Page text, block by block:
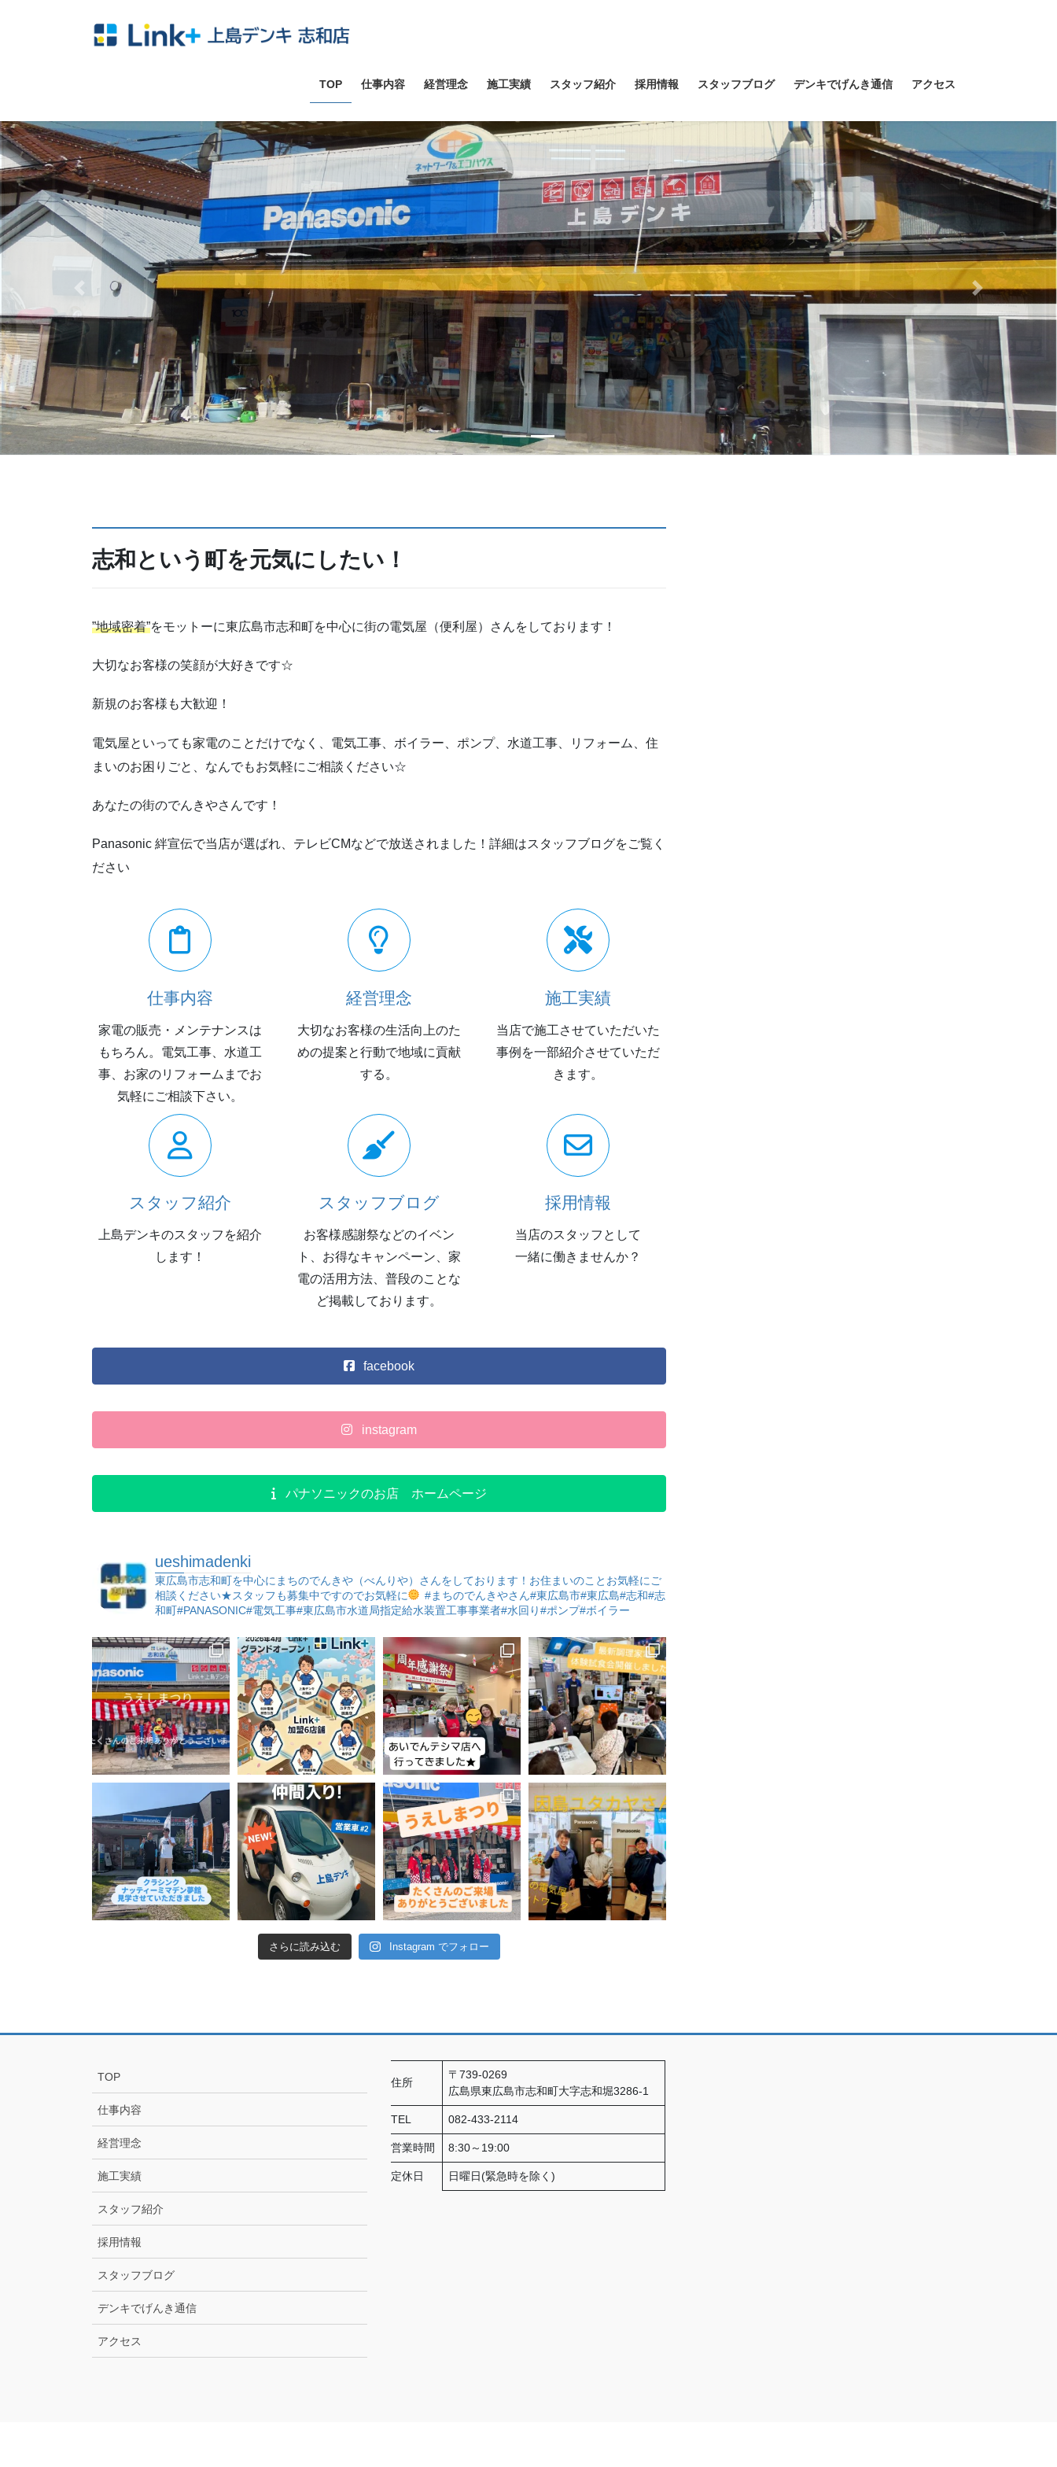
ス
キ
ッ
プ
ン
に
移
動
TOP 仕事内容 経営理念 施工実績 スタッフ紹介 採用情報 スタッフブログ デンキでげんき通信 アクセス
Previous Next
志和という町を元気にしたい！
”地域密着”をモットーに東広島市志和町を中心に街の電気屋（便利屋）さんをしております！
大切なお客様の笑顔が大好きです☆
新規のお客様も大歓迎！
電気屋といっても家電のことだけでなく、電気工事、ボイラー、ポンプ、水道工事、リフォーム、住
まいのお困りごと、なんでもお気軽にご相談ください☆
あなたの街のでんきやさんです！
Panasonic 絆宣伝で当店が選ばれ、テレビCMなどで放送されました！詳細はスタッフブログをご覧く
ださい
仕事内容
家電の販売・メンテナンスは
もちろん。電気工事、水道工
事、お家のリフォームまでお
気軽にご相談下さい。
経営理念
大切なお客様の生活向上のた
めの提案と行動で地域に貢献
する。
施工実績
当店で施工させていただいた
事例を一部紹介させていただ
きます。
スタッフ紹介
上島デンキのスタッフを紹介
します！
スタッフブログ
お客様感謝祭などのイベン
ト、お得なキャンペーン、家
電の活用方法、普段のことな
ど掲載しております。
採用情報
当店のスタッフとして
一緒に働きませんか？
facebook
instagram
パナソニックのお店 ホームページ
ueshimadenki
東広島市志和町を中心にまちのでんきや（べんりや）さんをしております！お住まいのことお気軽にご
相談ください★スタッフも募集中ですのでお気軽に
#まちのでんきやさん#東広島市#東広島#志和#志
和町#PANASONIC#電気工事#東広島市水道局指定給水装置工事事業者#水回り#ポンプ#ボイラー
さらに読み込む Instagram でフォロー
TOP
仕事内容
経営理念
施工実績
スタッフ紹介
採用情報
スタッフブログ
デンキでげんき通信
アクセス
住所
〒739-0269
広島県東広島市志和町大字志和堀3286-1
TEL 082-433-2114
営業時間 8:30～19:00
定休日 日曜日(緊急時を除く)